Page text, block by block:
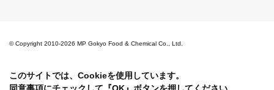
© Copyright 2010-2026 MP Gokyo Food & Chemical Co., Ltd.
このサイトでは、Cookieを使用しています。